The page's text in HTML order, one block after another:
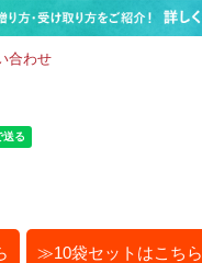
合わせ
≫10袋セットはこちら